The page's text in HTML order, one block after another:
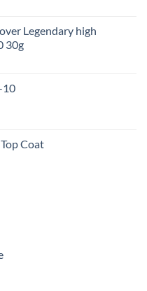
Legendary high
30g
10
Coat